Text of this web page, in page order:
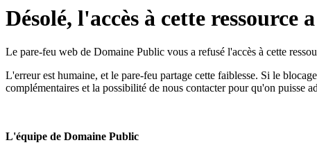
Désolé, l'accès à cette ressource
Le pare-feu web de Domaine Public vous a refusé l'accès à cette
L'erreur est humaine, et le pare-feu partage cette faiblesse. Si le
complémentaires et la possibilité de nous contacter pour qu'on puisse
L'équipe de Domaine Public